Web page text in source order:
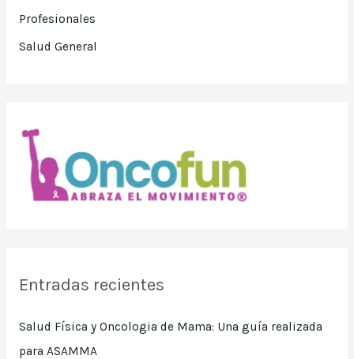
Profesionales
Salud General
Entradas recientes
Salud Física y Oncologia de Mama: Una guía realizada
para ASAMMA